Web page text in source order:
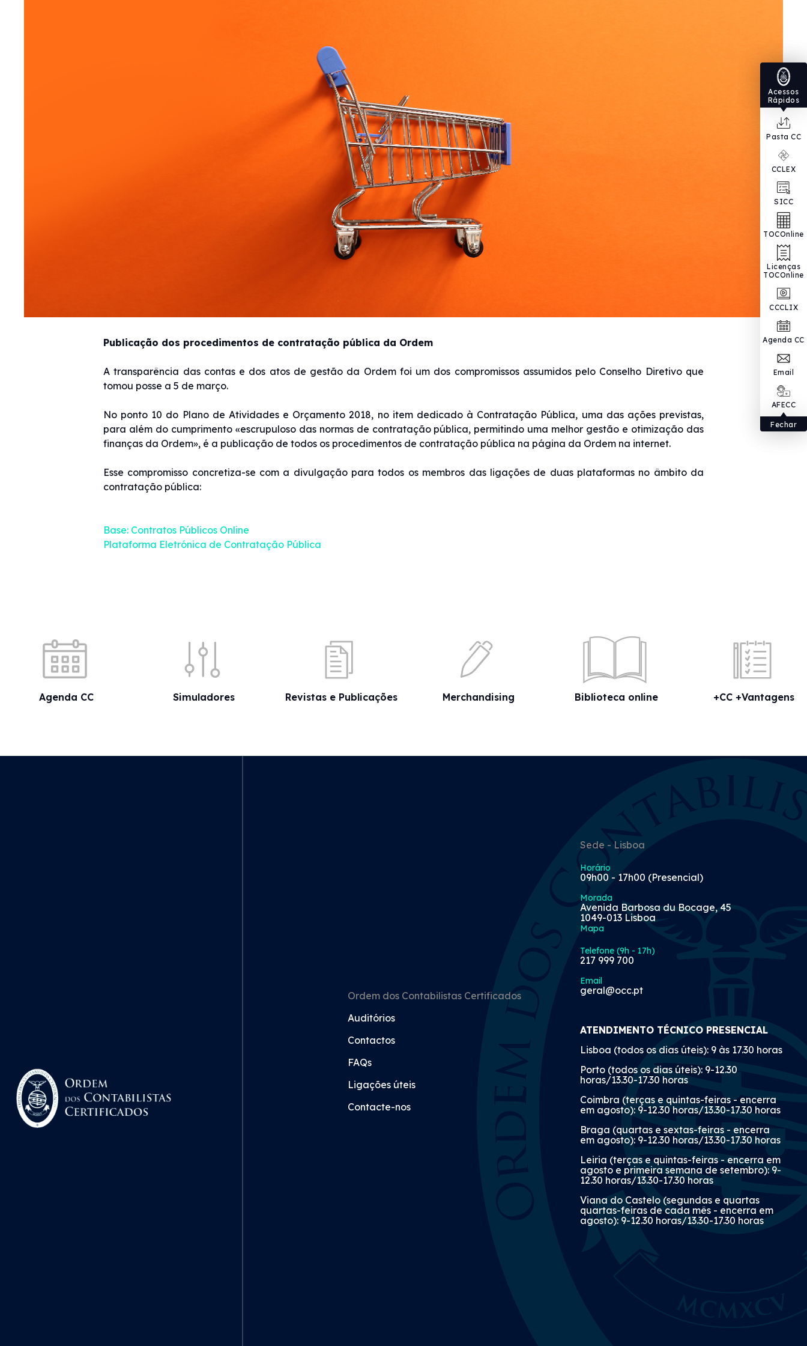
Acessos
Rápidos
Pasta CC
CCLEX
SICC
TOCOnline
Licenças
TOCOnline
CCCLIX
Agenda CC
Email
AFECC
Fechar
Publicação dos procedimentos de contratação pública da Ordem
A transparência das contas e dos atos de gestão da Ordem foi um dos compromissos assumidos pelo Conselho Diretivo que
tomou posse a 5 de março.
No ponto 10 do Plano de Atividades e Orçamento 2018, no item dedicado à Contratação Pública, uma das ações previstas,
para além do cumprimento «escrupuloso das normas de contratação pública, permitindo uma melhor gestão e otimização das
finanças da Ordem», é a publicação de todos os procedimentos de contratação pública na página da Ordem na internet.
Esse compromisso concretiza-se com a divulgação para todos os membros das ligações de duas plataformas no âmbito da
contratação pública:
Base: Contratos Públicos Online
Plataforma Eletrónica de Contratação Pública
Agenda CC Simuladores Revistas e Publicações Merchandising Biblioteca online +CC +Vantagens
Ordem dos Contabilistas Certificados
Auditórios
Contactos
FAQs
Ligações úteis
Contacte-nos
Sede - Lisboa
Horário
09h00 - 17h00 (Presencial)
Morada
Avenida Barbosa du Bocage, 45
1049-013 Lisboa
Mapa
Telefone (9h - 17h)
217 999 700
Email
geral@occ.pt
ATENDIMENTO TÉCNICO PRESENCIAL
Lisboa (todos os dias úteis): 9 às 17.30 horas
Porto (todos os dias úteis): 9-12.30
horas/13.30-17.30 horas
Coimbra (terças e quintas-feiras - encerra
em agosto): 9-12.30 horas/13.30-17.30 horas
Braga (quartas e sextas-feiras - encerra
em agosto): 9-12.30 horas/13.30-17.30 horas
Leiria (terças e quintas-feiras - encerra em
agosto e primeira semana de setembro): 9-
12.30 horas/13.30-17.30 horas
Viana do Castelo (segundas e quartas
quartas-feiras de cada mês - encerra em
agosto): 9-12.30 horas/13.30-17.30 horas